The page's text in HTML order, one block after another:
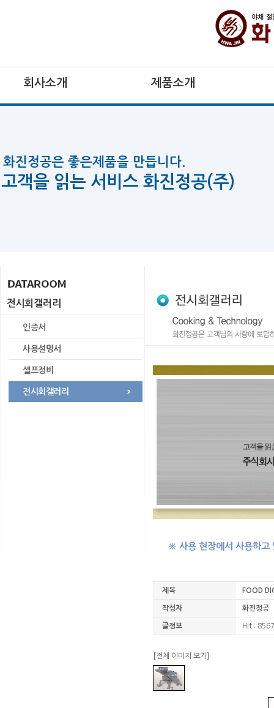
화진정공은 좋은제품을 만듭니다.
고객을 읽는 서비스 화진정공(주)
전시회갤러리
인증서
사용설명서
셀프정비
전시회갤러리
회사소개 제품소개
※ 사용 현장에서 사용하고
제목 FOOD
작성자 화진정공
글정보 Hit :
[전체 이미지 보기]